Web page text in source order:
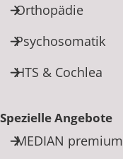
Orthopädie
Psychosomatik
HTS & Cochlea
Spezielle Angebote
MEDIAN premium